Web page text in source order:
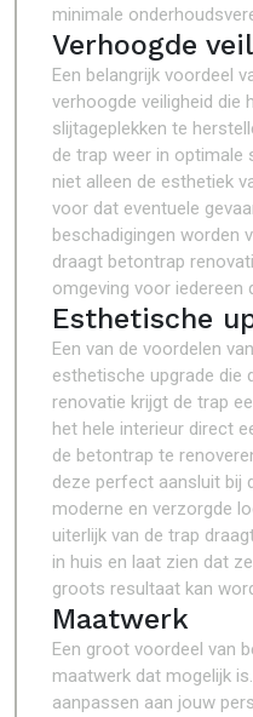
minimale
Verhoogde
Een belangrijk voordeel
verhoogde veiligheid die
slijtageplekken te
de trap weer in optimale
niet alleen de esthetiek
voor dat eventuele
beschadigingen worden
draagt betontrap
omgeving voor iedereen
Esthetische
Een van de voordelen
esthetische upgrade die
renovatie krijgt de trap
het hele interieur direct
de betontrap te
deze perfect aansluit bij
moderne en verzorgde
uiterlijk van de trap
in huis en laat zien dat
groots resultaat kan
Maatwerk
Een groot voordeel van
maatwerk dat mogelijk
aanpassen aan jouw